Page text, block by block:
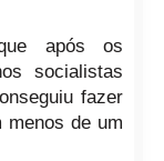
após os
socialistas
fazer
menos de um